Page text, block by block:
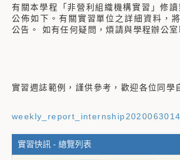
有關本學程「非營利組織機構實習」修讀
公佈如下。有關實習單位之詳細資料，
公告。 如有任何疑問，煩請與學程辦公室
實習週誌範例，謹供參考，歡迎各位同學
實習快訊 - 總覽列表